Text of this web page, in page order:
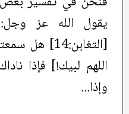
يقول الله عز وجل:
اللهم لبيك!] فإذا
وإذا...